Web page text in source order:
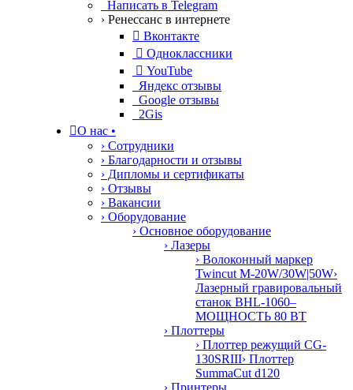
Написать в Telegram
› Ренессанс в интернете
 Вконтакте
 Одноклассники
 YouTube
Яндекс отзывы
Google отзывы
2Gis
О нас •
› Сотрудники
› Благодарности и отзывы
› Дипломы и сертификаты
› Отзывы
› Вакансии
› Оборудование
› Основное оборудование
› Лазеры
› Волоконный маркер
Twincut M-20W/30W|50W›
Лазерный гравировальный
станок BHL-1060–
МОЩНОСТЬ 80 ВТ
› Плоттеры
› Плоттер режущий CG-
130SRIII› Плоттер
SummaCut d120
› Принтеры